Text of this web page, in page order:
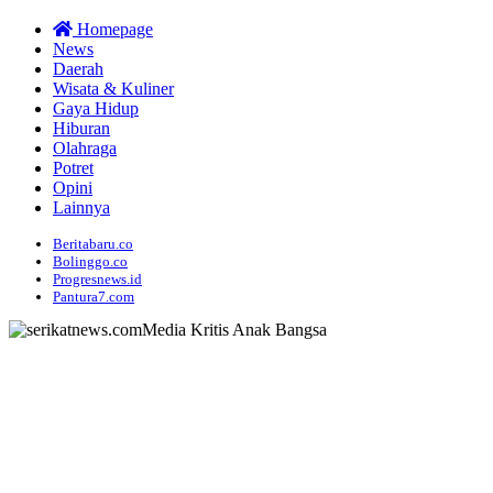
Homepage
News
Daerah
Wisata & Kuliner
Gaya Hidup
Hiburan
Olahraga
Potret
Opini
Lainnya
Beritabaru.co
Bolinggo.co
Progresnews.id
Pantura7.com